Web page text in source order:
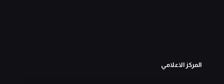
المركز الاعلامي